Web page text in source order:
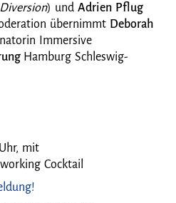
Diversion) undAdrien Pflug
übernimmt Deborah
Immersive
Hamburg Schleswig-
mit
Cocktail